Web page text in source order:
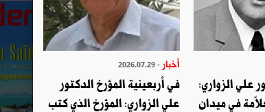
علي الزواري:
في ميدان
أخبار - 2026.07.29
في أربعينية المؤرخ الدكتور
علي الزواري: المؤرخ الذي كتب